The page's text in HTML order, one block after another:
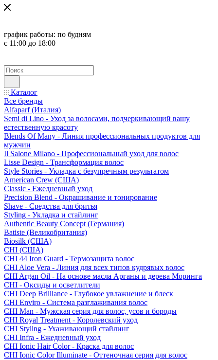
график работы: по будням
с 11:00 до 18:00
Каталог
Все бренды
Alfaparf (Италия)
Semi di Lino - Уход за волосами, подчеркивающий вашу
естественную красоту
Blends Of Many - Линия профессиональных продуктов для
мужчин
Il Salone Milano - Профессиональный уход для волос
Lisse Design - Трансформация волос
Style Stories - Укладка с безупречным результатом
American Crew (США)
Classic - Ежедневный уход
Precision Blend - Окрашивание и тонирование
Shave - Средства для бритья
Styling - Укладка и стайлинг
Authentic Beauty Concept (Германия)
Batiste (Великобритания)
Biosilk (США)
CHI (США)
CHI 44 Iron Guard - Термозащита волос
CHI Aloe Vera - Линия для всех типов кудрявых волос
CHI Argan Oil - На основе масла Арганы и дерева Моринга
CHI - Оксиды и осветлители
CHI Deep Brilliance - Глубокое увлажнение и блеск
CHI Enviro - Система разглаживания волос
CHI Man - Мужская серия для волос, усов и бороды
CHI Royal Treatment - Королевский уход
CHI Styling - Ухаживающий стайлинг
CHI Infra - Ежедневный уход
CHI Ionic Hair Color - Краска для волос
CHI Ionic Color Illuminate - Оттеночная серия для волос